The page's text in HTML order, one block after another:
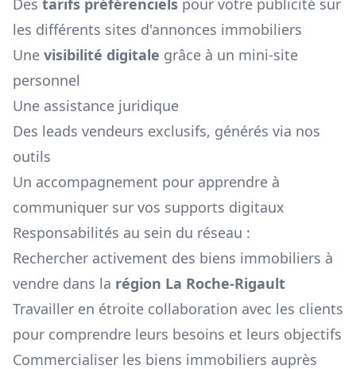
Des tarifs préférenciels pour votre publicité sur
les différents sites d'annonces immobiliers
Une visibilité digitale grâce à un mini-site
personnel
Une assistance juridique
Des leads vendeurs exclusifs, générés via nos
outils
Un accompagnement pour apprendre à
communiquer sur vos supports digitaux
Responsabilités au sein du réseau :
Rechercher activement des biens immobiliers à
vendre dans la région La Roche-Rigault
Travailler en étroite collaboration avec les clients
pour comprendre leurs besoins et leurs objectifs
Commercialiser les biens immobiliers auprès